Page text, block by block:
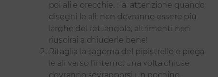
poi ali e orecchie. Fai attenzione quando
disegni le ali: non dovranno essere più
larghe del rettangolo, altrimenti non
riuscirai a chiuderle bene!
Ritaglia la sagoma del pipistrello e piega
le ali verso l’interno: una volta chiuse
dovranno sovrapporsi un pochino.